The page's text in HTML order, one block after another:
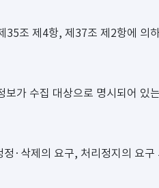
조 제4항, 제37조 제2항에 의
가 수집 대상으로 명시되어 있
·삭제의 요구, 처리정지의 요